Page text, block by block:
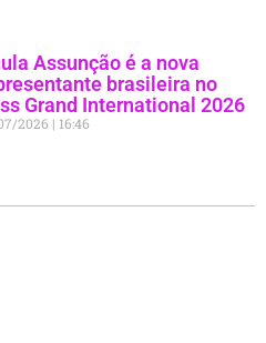
Assunção é a nova
brasileira no
Grand International 2026
2026 16:46